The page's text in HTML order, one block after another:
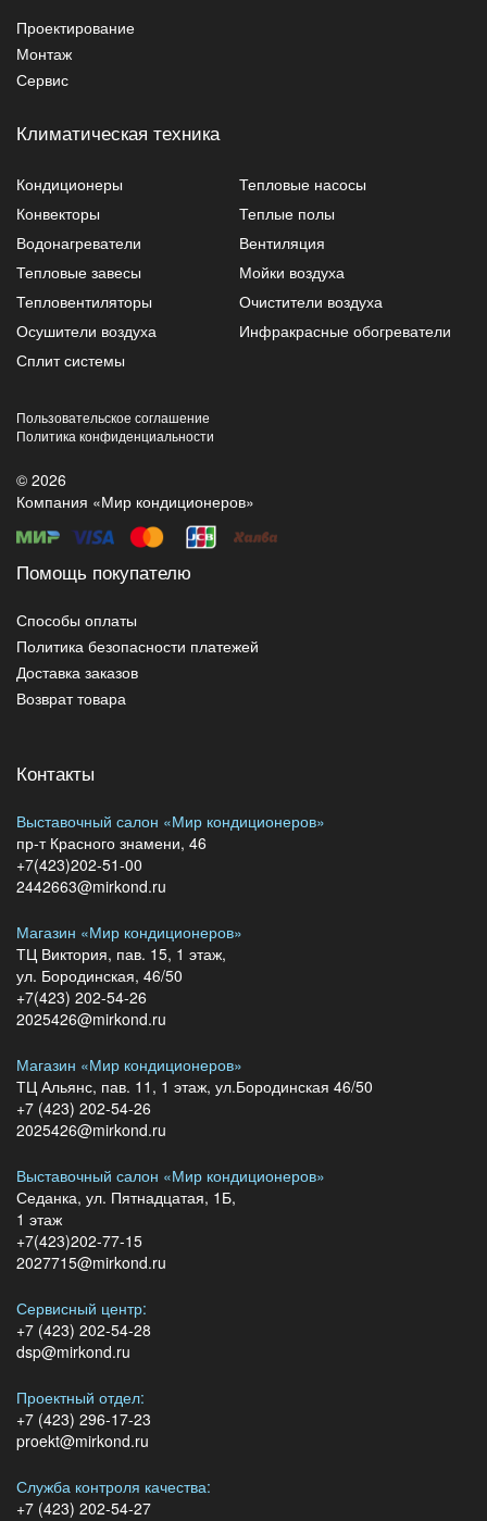
Проектирование
Монтаж
Сервис
Климатическая техника
Кондиционеры
Тепловые насосы
Конвекторы
Теплые полы
Водонагреватели
Вентиляция
Тепловые завесы
Мойки воздуха
Тепловентиляторы
Очистители воздуха
Осушители воздуха
Инфракрасные обогреватели
Сплит системы
Пользовательское соглашение
Политика конфиденциальности
© 2026
Компания «Мир кондиционеров»
Помощь покупателю
Способы оплаты
Политика безопасности платежей
Доставка заказов
Возврат товара
Контакты
Выставочный салон «Мир кондиционеров»
пр-т Красного знамени, 46
+7(423)202-51-00
2442663@mirkond.ru
Магазин «Мир кондиционеров»
ТЦ Виктория, пав. 15, 1 этаж,
ул. Бородинская, 46/50
+7(423) 202-54-26
2025426@mirkond.ru
Магазин «Мир кондиционеров»
ТЦ Альянс, пав. 11, 1 этаж, ул.Бородинская 46/50
+7 (423) 202-54-26
2025426@mirkond.ru
Выставочный салон «Мир кондиционеров»
Седанка, ул. Пятнадцатая, 1Б,
1 этаж
+7(423)202-77-15
2027715@mirkond.ru
Сервисный центр:
+7 (423) 202-54-28
dsp@mirkond.ru
Проектный отдел:
+7 (423) 296-17-23
proekt@mirkond.ru
Служба контроля качества:
+7 (423) 202-54-27